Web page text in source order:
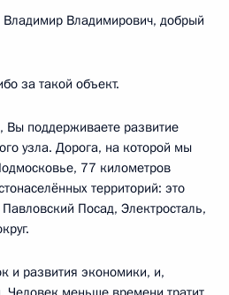
Владимирович, добрый
за такой объект.
поддерживаете развитие
узла. Дорога, на которой мы
77 километров
территорий: это
Посад, Электросталь,
и развития экономики, и,